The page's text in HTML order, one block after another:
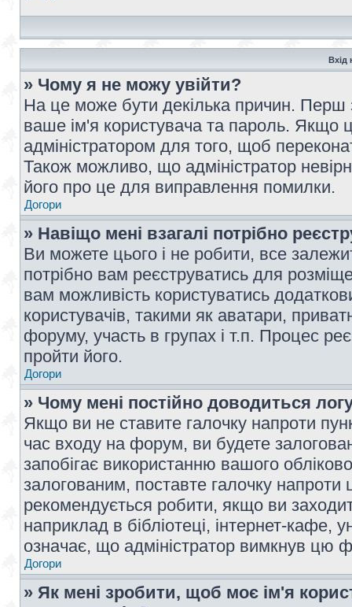
Вхід
» Чому я не можу увійти?
На це може бути декілька причин. Перш
ваше ім'я користувача та пароль. Якщо
адміністратором для того, щоб
Також можливо, що адміністратор
його про це для виправлення помилки.
Догори
» Навіщо мені взагалі потрібно
Ви можете цього і не робити, все
потрібно вам реєструватись для
вам можливість користуватись
користувачів, такими як аватари,
форуму, участь в групах і т.п. Процес
пройти його.
Догори
» Чому мені постійно доводиться
Якщо ви не ставите галочку напроти
час входу на форум, ви будете
запобігає використанню вашого
залогованим, поставте галочку
рекомендується робити, якщо ви
наприклад в бібліотеці, інтернет-кафе,
означає, що адміністратор вимкнув цю
Догори
» Як мені зробити, щоб моє ім'я